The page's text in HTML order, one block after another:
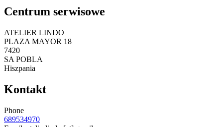
Centrum serwisowe
ATELIER LINDO
PLAZA MAYOR 18
7420
SA POBLA
Hiszpania
Kontakt
Phone
689534970